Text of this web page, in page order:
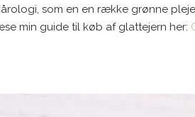
som en en række grønne
min guide til køb af glattejern her: